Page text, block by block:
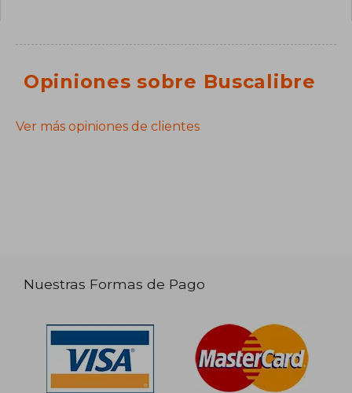
Opiniones sobre Buscalibre
Ver más opiniones de clientes
Nuestras Formas de Pago